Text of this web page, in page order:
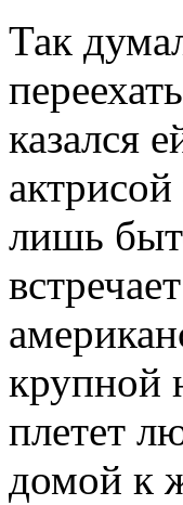
Так
казался
лишь
крупной
плетет
домой к